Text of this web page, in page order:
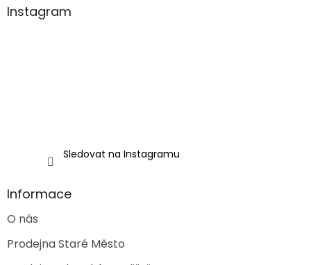
aInstagram
Sledovat na Instagramu
Informace
O nás
Prodejna Staré Město